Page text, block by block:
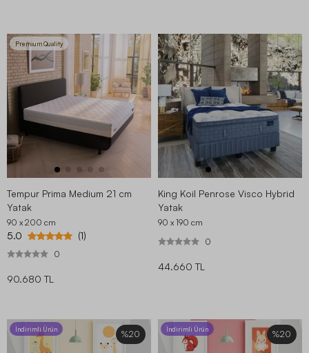
Premium Quality
Tempur Prima Medium 21 cm
Yatak
90 x 200 cm
5.0 (1)
0
90.680 TL
King Koil Penrose Visco Hybrid
Yatak
90 x 190 cm
0
44.660 TL
%20
İndirimli Ürün %20
İndirimli Ürün